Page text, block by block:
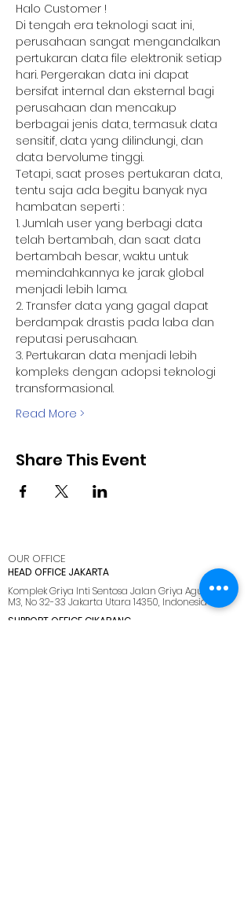
Halo Customer !
Di tengah era teknologi saat ini,
perusahaan sangat mengandalkan
pertukaran data file elektronik setiap
hari. Pergerakan data ini dapat
bersifat internal dan eksternal bagi
perusahaan dan mencakup
berbagai jenis data, termasuk data
sensitif, data yang dilindungi, dan
data bervolume tinggi.
Tetapi, saat proses pertukaran data,
tentu saja ada begitu banyak nya
hambatan seperti :
1. Jumlah user yang berbagi data
telah bertambah, dan saat data
bertambah besar, waktu untuk
memindahkannya ke jarak global
menjadi lebih lama.
2. Transfer data yang gagal dapat
berdampak drastis pada laba dan
reputasi perusahaan.
3. Pertukaran data menjadi lebih
kompleks dengan adopsi teknologi
transformasional.
Read More >
Share This Event
OUR OFFICE
HEAD OFFICE JAKARTA
Komplek Griya Inti Sentosa Jalan Griya Agung Blok
M3, No 32-33 Jakarta Utara 14350, Indonesia
SUPPORT OFFICE CIKARANG